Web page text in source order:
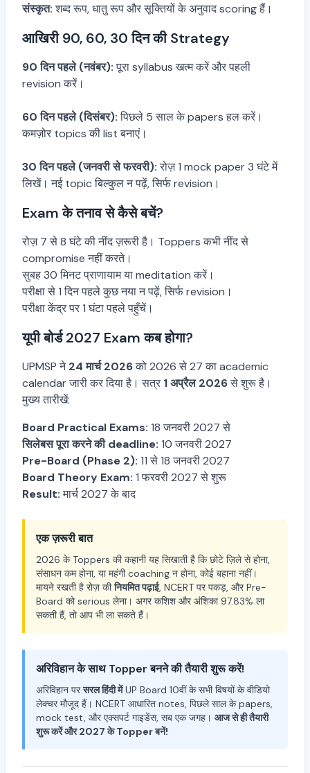
संस्कृत:शब्द रूप, धातु रूप और सूक्तियों के अनुवाद scoring हैं।
आखिरी 90, 60, 30 दिन की Strategy
90 दिन पहले (नवंबर):पूरा syllabus खत्म करें और पहली
revision करें।
60 दिन पहले (दिसंबर):पिछले 5 साल के papers हल करें।
कमज़ोर topics की list बनाएं।
30 दिन पहले (जनवरी से फरवरी):रोज़ 1 mock paper 3 घंटे में
लिखें। नई topic बिल्कुल न पढ़ें, सिर्फ revision।
Exam के तनाव से कैसे बचें?
रोज़ 7 से 8 घंटे की नींद ज़रूरी है। Toppers कभी नींद से
compromise नहीं करते।
सुबह 30 मिनट प्राणायाम या meditation करें।
परीक्षा से 1 दिन पहले कुछ नया न पढ़ें, सिर्फ revision।
परीक्षा केंद्र पर 1 घंटा पहले पहुँचें।
यूपी बोर्ड 2027 Exam कब होगा?
UPMSP ने24 मार्च 2026को 2026 से 27 का academic
calendar जारी कर दिया है। सत्र 1 अप्रैल 2026से शुरू है।
मुख्य तारीखें:
Board Practical Exams: 18 जनवरी 2027 से
सिलेबस पूरा करने की deadline: 10 जनवरी 2027
Pre-Board (Phase 2): 11 से 18 जनवरी 2027
Board Theory Exam: 1 फरवरी 2027 से शुरू
Result:मार्च 2027 के बाद
एक ज़रूरी बात
2026 के Toppers की कहानी यह सिखाती है कि छोटे ज़िले से होना,
संसाधन कम होना, या महंगी coaching न होना, कोई बहाना नहीं।
मायने रखती है रोज़ कीनियमित पढ़ाई, NCERT पर पकड़, और Pre-
Board को serious लेना। अगर कशिश और अंशिका 97.83% ला
सकती हैं, तो आप भी ला सकते हैं।
अरिविहान के साथ Topper बनने की तैयारी शुरू करें!
अरिविहान परसरल हिंदी मेंUP Board 10वीं के सभी विषयों के वीडियो
लेक्चर मौजूद हैं। NCERT आधारित notes, पिछले साल के papers,
mock test, और एक्सपर्ट गाइडेंस, सब एक जगह। आज से ही तैयारी
शुरू करें और 2027 के Topper बनें!